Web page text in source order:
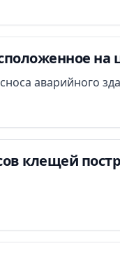
на
аварийного
клещей